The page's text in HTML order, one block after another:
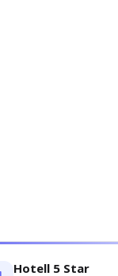
Hotell 5 Star